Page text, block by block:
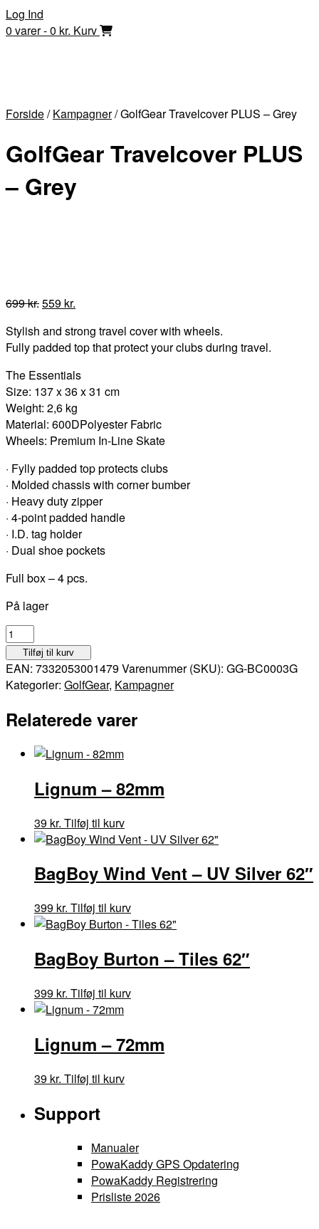
Skip
to
Log Ind
0 varer - 0 kr. Kurv
Forside/Kampagner/ GolfGear Travelcover PLUS – Grey
GolfGear Travelcover PLUS
– Grey
699kr.Den
pris
var:
699 kr..
559 kr.
pris
er:
Stylish and strong travel cover with wheels.
Fully padded top that protect your clubs during travel.
The Essentials
Size: 137 x 36 x 31 cm
Weight: 2,6 kg
Material: 600DPolyester Fabric
Wheels: Premium In-Line Skate
· Fylly padded top protects clubs
· Molded chassis with corner bumber
· Heavy duty zipper
· 4-point padded handle
· I.D. tag holder
· Dual shoe pockets
Full box – 4 pcs.
På lager
GolfGear
Travelcover
PLUS
-
antal
Tilføj til kurv
EAN: 7332053001479Varenummer (SKU): GG-BC0003G
Kategorier: GolfGear, Kampagner
Relaterede varer
Lignum – 82mm
39 kr. Tilføj til kurv
BagBoy Wind Vent – UV Silver 62″
399 kr. Tilføj til kurv
BagBoy Burton – Tiles 62″
399 kr. Tilføj til kurv
Lignum – 72mm
39 kr. Tilføj til kurv
Support
Manualer
PowaKaddy GPS Opdatering
PowaKaddy Registrering
Prisliste 2026